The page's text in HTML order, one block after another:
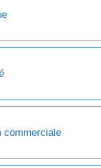
commerciale